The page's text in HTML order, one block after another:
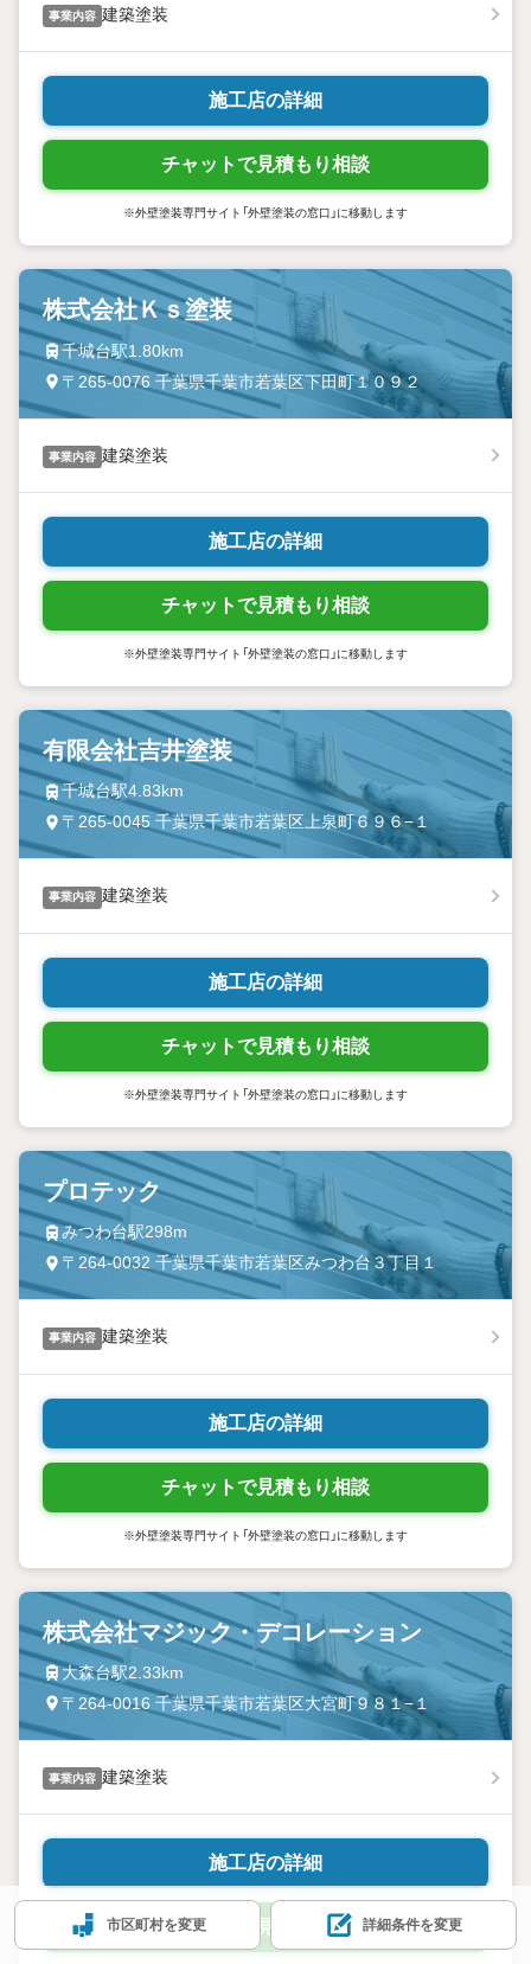
事業内容 建築塗装
施工店の詳細
チャットで見積もり相談
※外壁塗装専門サイト「外壁塗装の窓口」に移動します
株式会社Ｋｓ塗装
千城台駅1.80km
〒265-0076 千葉県千葉市若葉区下田町１０９２
事業内容 建築塗装
施工店の詳細
チャットで見積もり相談
※外壁塗装専門サイト「外壁塗装の窓口」に移動します
有限会社吉井塗装
千城台駅4.83km
〒265-0045 千葉県千葉市若葉区上泉町６９６−１
事業内容 建築塗装
施工店の詳細
チャットで見積もり相談
※外壁塗装専門サイト「外壁塗装の窓口」に移動します
プロテック
みつわ台駅298m
〒264-0032 千葉県千葉市若葉区みつわ台３丁目１
事業内容 建築塗装
施工店の詳細
チャットで見積もり相談
※外壁塗装専門サイト「外壁塗装の窓口」に移動します
株式会社マジック・デコレーション
大森台駅2.33km
〒264-0016 千葉県千葉市若葉区大宮町９８１−１
事業内容 建築塗装
施工店の詳細
チャットで見積もり相談
市区町村を変更 詳細条件を変更